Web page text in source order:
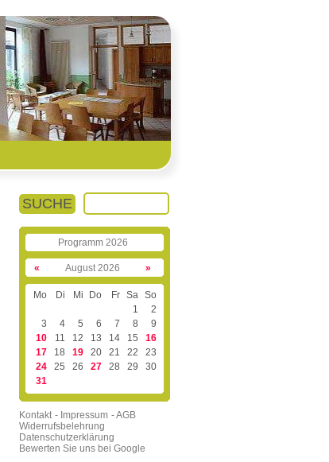
SUCHE
Programm 2026
« August 2026 »
Mo Di Mi Do Fr Sa So
1
2
3
4 5 6 7 8
9
10
11 12 13 14 15
16
17
18 19 20 21 22
23
24
25 26 27 28 29
30
31
Kontakt - Impressum - AGB
Widerrufsbelehrung
Datenschutzerklärung
Bewerten Sie uns bei Google